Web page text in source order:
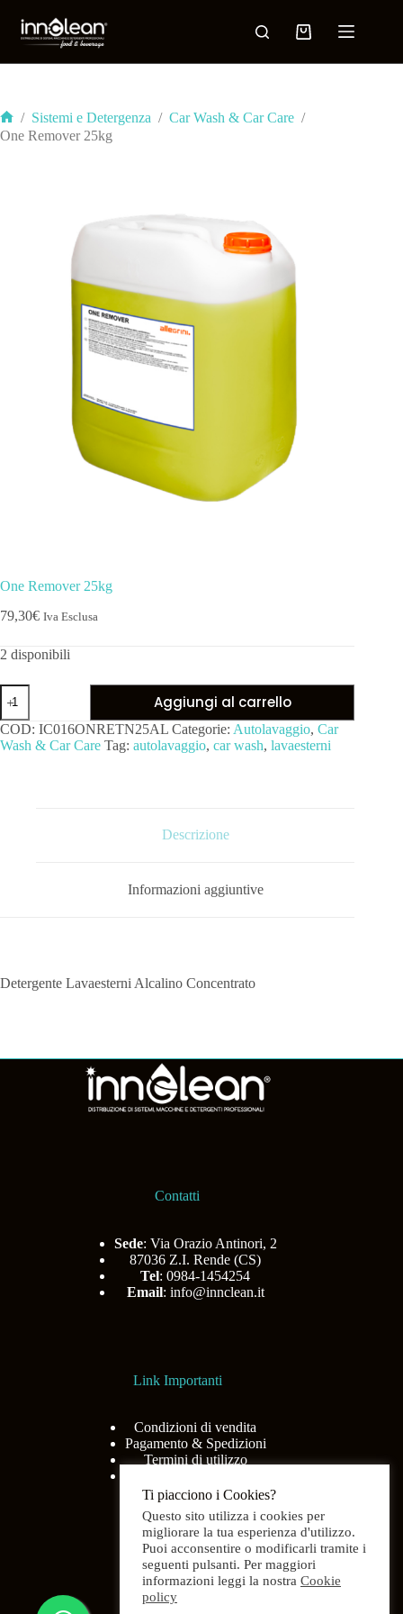
/ Sistemi e Detergenza / Car Wash & Car Care /
One Remover 25kg
One Remover 25kg
79,30€ Iva Esclusa
2 disponibili
Aggiungi al carrello
COD: IC016ONRETN25AL Categorie: Autolavaggio, Car
Wash & Car Care Tag: autolavaggio, car wash, lavaesterni
Descrizione
Informazioni aggiuntive
Detergente Lavaesterni Alcalino Concentrato
Contatti
Sede: Via Orazio Antinori, 2
87036 Z.I. Rende (CS)
Tel: 0984-1454254
Email: info@innclean.it
Link Importanti
Condizioni di vendita
Pagamento & Spedizioni
Termini di utilizzo
Menù
Ti piacciono i Cookies?
Questo sito utilizza i cookies per
migliorare la tua esperienza d'utilizzo.
Puoi acconsentire o modificarli tramite i
seguenti pulsanti. Per maggiori
informazioni leggi la nostra Cookie
policy